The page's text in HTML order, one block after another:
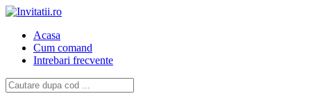
Acasa
Cum comand
Intrebari frecvente